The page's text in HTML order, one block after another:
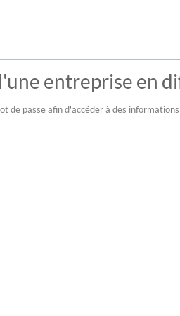
entreprise en
de passe afin d'accéder à des